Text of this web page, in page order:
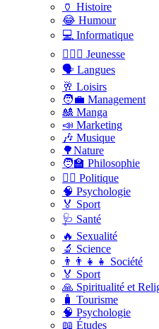
🏺 Histoire
😂 Humour
💻 Informatique
🤸🏽‍♀️ Jeunesse
🗣 Langues
🥂 Loisirs
🧑‍💼 Management
🎎 Manga
📣 Marketing
🎶 Musique
🌳Nature
🧑‍🏫 Philosophie
👨‍⚖️ Politique
🧠 Psychologie
🏅 Sport
🩺 Santé
🔥 Sexualité
🔬 Science
👨‍👨‍👧‍👧 Société
🏅 Sport
🙏 Spiritualité et
🧳 Tourisme
🧠 Psychologie
📖 Études